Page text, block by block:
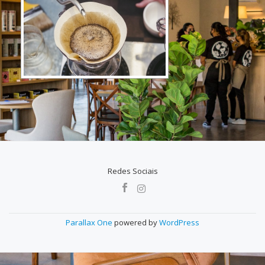
Redes Sociais
Parallax One powered byWordPress